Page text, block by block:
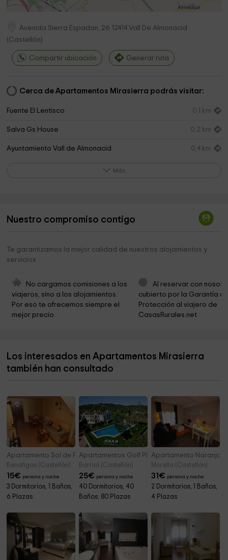
Avenida Sierra Espadan, 26 12414 Vall De Almonacid
(Castellón)
Compartir ubicación Generar ruta
Cerca de Apartamentos Mirasierra podrás visitar:
Fuente El Lentisco 0,1 km
Salva Gs House 0,2 km
Ayuntamiento Vall de Almonacid 0,4 km
Parroquia de La Purísima Concepció
Iglesia de San Juan Bautista 2,1 km
Ermita de la Cueva Santa
Ermita de San Cristóbal
Ayuntamiento de Matet
Iglesia Parroquial de San Juan Bautista 4,0 km
Ermita de San Blas 4,0 km
Más
Nuestro compromiso contigo
Te garantizamos la mejor calidad de nuestros alojamientos y
servicios
No cargamos comisiones a los
viajeros, sino a los alojamientos.
Por eso te ofrecemos siempre el
mejor precio.
Al reservar con
cubierto por la Garantía
Protección al viajero de
CasasRurales.net
Los interesados en Apartamentos Mirasierra
también han consultado
Apartamento Sol de Pico
Benafigos (Castellón)
15€ persona y noche
3 Dormitorios, 1 Baños,
6 Plazas
Apartamentos Golf Place
Borriol (Castellón)
25€ persona y noche
40 Dormitorios, 40
Baños, 80 Plazas
Apartamento Naranja
Morella (Castellón)
31€ persona y noche
2 Dormitorios, 1 Baños,
4 Plazas